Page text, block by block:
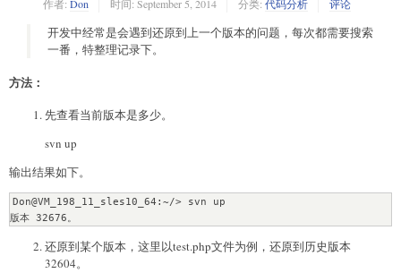
作者: Don 时间: September 5, 2014 分类: 代码分析 评论
开发中经常是会遇到还原到上一个版本的问题，每次都需要搜索
一番，特整理记录下。
方法：
先查看当前版本是多少。
svn up
输出结果如下。
Don@VM_198_11_sles10_64:~/> svn up
还原到某个版本，这里以test.php文件为例，还原到历史版本
32604。